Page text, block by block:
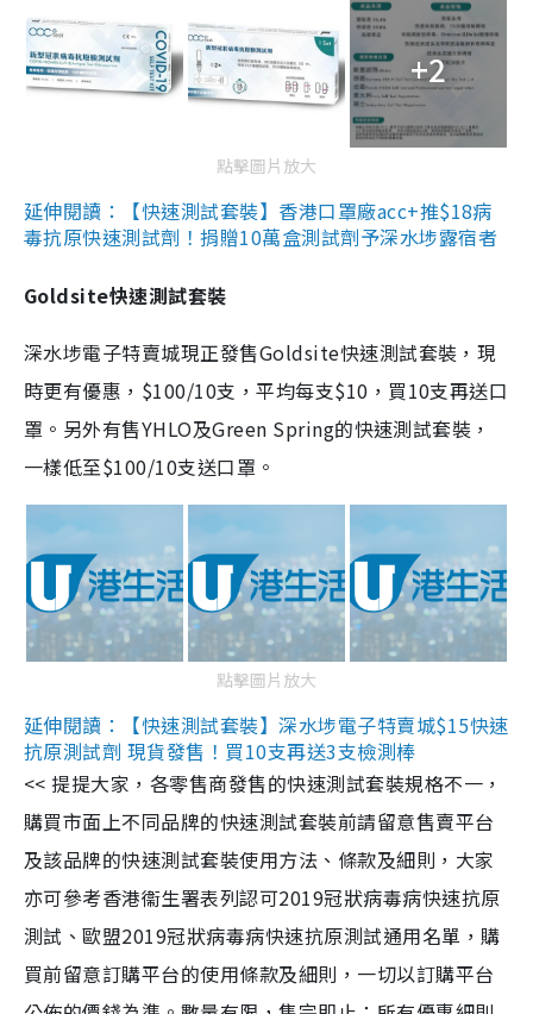
+2
點擊圖片放大
延伸閱讀：【快速測試套裝】香港口罩廠acc+推$18病
毒抗原快速測試劑！捐贈10萬盒測試劑予深水埗露宿者
Goldsite快速測試套裝
深水埗電子特賣城現正發售Goldsite快速測試套裝，現
時更有優惠，$100/10支，平均每支$10，買10支再送口
罩。另外有售YHLO及Green Spring的快速測試套裝，
一樣低至$100/10支送口罩。
點擊圖片放大
延伸閱讀：【快速測試套裝】深水埗電子特賣城$15快速
抗原測試劑 現貨發售！買10支再送3支檢測棒
<< 提提大家，各零售商發售的快速測試套裝規格不一，
購買市面上不同品牌的快速測試套裝前請留意售賣平台
及該品牌的快速測試套裝使用方法、條款及細則，大家
亦可參考香港衞生署表列認可2019冠狀病毒病快速抗原
測試、歐盟2019冠狀病毒病快速抗原測試通用名單，購
買前留意訂購平台的使用條款及細則，一切以訂購平台